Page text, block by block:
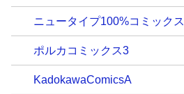
ニュータイプ100%コミックス
ポルカコミックス3
KadokawaComicsA